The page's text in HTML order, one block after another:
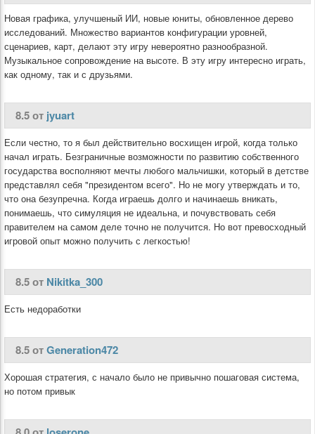
Новая графика, улучшеный ИИ, новые юниты, обновленное дерево
исследований. Множество вариантов конфигурации уровней,
сценариев, карт, делают эту игру невероятно разнообразной.
Музыкальное сопровождение на высоте. В эту игру интересно играть,
как одному, так и с друзьями.
8.5 от jyuart
Если честно, то я был действительно восхищен игрой, когда только
начал играть. Безграничные возможности по развитию собственного
государства восполняют мечты любого мальчишки, который в детстве
представлял себя "президентом всего". Но не могу утверждать и то,
что она безупречна. Когда играешь долго и начинаешь вникать,
понимаешь, что симуляция не идеальна, и почувствовать себя
правителем на самом деле точно не получится. Но вот превосходный
игровой опыт можно получить с легкостью!
8.5 от Nikitka_300
Есть недоработки
8.5 отGeneration472
Хорошая стратегия, с начало было не привычно пошаговая система,
но потом привык